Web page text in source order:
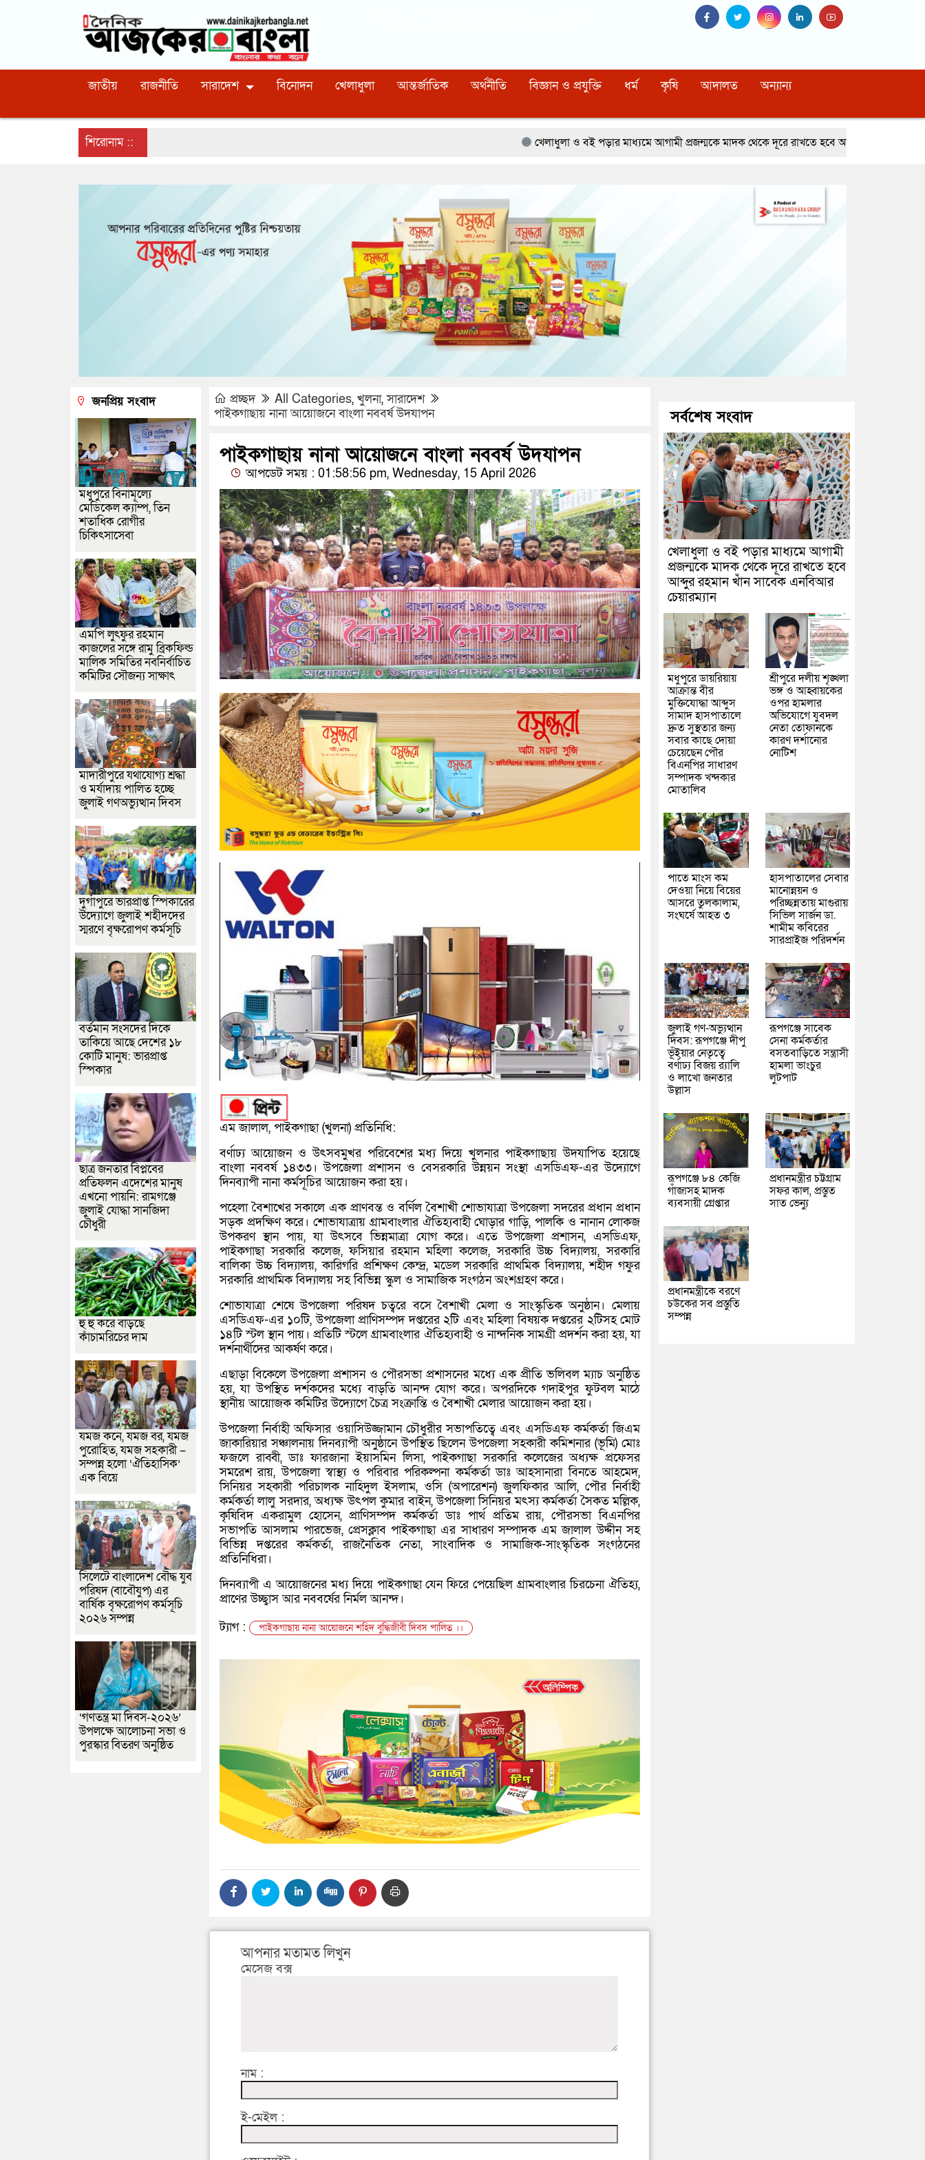
জাতীয় রাজনীতি সারাদেশ বিনোদন খেলাধুলা আন্তর্জাতিক অর্থনীতি বিজ্ঞান ও প্রযুক্তি ধর্ম কৃষি আদালত অন্যান্য
শিরোনাম :: খেলাধুলা ও বই পড়ার মাধ্যমে আগামী প্রজন্মকে মাদক থেকে দূরে রাখতে হবে আব্দুর রহমান খাঁন সাবেক এনবিআর
প্রচ্ছদ All Categories, খুলনা,সারাদেশ
পাইকগাছায় নানা আয়োজনে বাংলা নববর্ষ উদযাপন
পাইকগাছায় নানা আয়োজনে বাংলা নববর্ষ উদযাপন
আপডেট সময় : 01:58:56 pm, Wednesday, 15 April 2026
এম জালাল, পাইকগাছা (খুলনা) প্রতিনিধি:
বর্ণাঢ্য আয়োজন ও উৎসবমুখর পরিবেশের মধ্য দিয়ে খুলনার পাইকগাছায় উদযাপিত হয়েছে
বাংলা নববর্ষ ১৪৩৩। উপজেলা প্রশাসন ও বেসরকারি উন্নয়ন সংস্থা এসডিএফ-এর উদ্যোগে
দিনব্যাপী নানা কর্মসূচির আয়োজন করা হয়।
পহেলা বৈশাখের সকালে এক প্রাণবন্ত ও বর্ণিল বৈশাখী শোভাযাত্রা উপজেলা সদরের প্রধান প্রধান
সড়ক প্রদক্ষিণ করে। শোভাযাত্রায় গ্রামবাংলার ঐতিহ্যবাহী ঘোড়ার গাড়ি, পালকি ও নানান লোকজ
উপকরণ স্থান পায়, যা উৎসবে ভিন্নমাত্রা যোগ করে। এতে উপজেলা প্রশাসন, এসডিএফ,
পাইকগাছা সরকারি কলেজ, ফসিয়ার রহমান মহিলা কলেজ, সরকারি উচ্চ বিদ্যালয়, সরকারি
বালিকা উচ্চ বিদ্যালয়, কারিগরি প্রশিক্ষণ কেন্দ্র, মডেল সরকারি প্রাথমিক বিদ্যালয়, শহীদ গফুর
সরকারি প্রাথমিক বিদ্যালয় সহ বিভিন্ন স্কুল ও সামাজিক সংগঠন অংশগ্রহণ করে।
শোভাযাত্রা শেষে উপজেলা পরিষদ চত্বরে বসে বৈশাখী মেলা ও সাংস্কৃতিক অনুষ্ঠান। মেলায়
এসডিএফ-এর ১০টি, উপজেলা প্রাণিসম্পদ দপ্তরের ২টি এবং মহিলা বিষয়ক দপ্তরের ২টিসহ মোট
১৪টি স্টল স্থান পায়। প্রতিটি স্টলে গ্রামবাংলার ঐতিহ্যবাহী ও নান্দনিক সামগ্রী প্রদর্শন করা হয়, যা
দর্শনার্থীদের আকর্ষণ করে।
এছাড়া বিকেলে উপজেলা প্রশাসন ও পৌরসভা প্রশাসনের মধ্যে এক প্রীতি ভলিবল ম্যাচ অনুষ্ঠিত
হয়, যা উপস্থিত দর্শকদের মধ্যে বাড়তি আনন্দ যোগ করে। অপরদিকে গদাইপুর ফুটবল মাঠে
স্থানীয় আয়োজক কমিটির উদ্যোগে চৈত্র সংক্রান্তি ও বৈশাখী মেলার আয়োজন করা হয়।
উপজেলা নির্বাহী অফিসার ওয়াসিউজ্জামান চৌধুরীর সভাপতিত্বে এবং এসডিএফ কর্মকর্তা জিএম
জাকারিয়ার সঞ্চালনায় দিনব্যাপী অনুষ্ঠানে উপস্থিত ছিলেন উপজেলা সহকারী কমিশনার (ভূমি) মোঃ
ফজলে রাব্বী, ডাঃ ফারজানা ইয়াসমিন লিসা, পাইকগাছা সরকারি কলেজের অধ্যক্ষ প্রফেসর
সমরেশ রায়, উপজেলা স্বাস্থ্য ও পরিবার পরিকল্পনা কর্মকর্তা ডাঃ আহসানারা বিনতে আহমেদ,
সিনিয়র সহকারী পরিচালক নাহিদুল ইসলাম, ওসি (অপারেশন) জুলফিকার আলি, পৌর নির্বাহী
কর্মকর্তা লালু সরদার, অধ্যক্ষ উৎপল কুমার বাইন, উপজেলা সিনিয়র মৎস্য কর্মকর্তা সৈকত মল্লিক,
কৃষিবিদ একরামুল হোসেন, প্রাণিসম্পদ কর্মকর্তা ডাঃ পার্থ প্রতিম রায়, পৌরসভা বিএনপির
সভাপতি আসলাম পারভেজ, প্রেসক্লাব পাইকগাছা এর সাধারণ সম্পাদক এম জালাল উদ্দীন সহ
বিভিন্ন দপ্তরের কর্মকর্তা, রাজনৈতিক নেতা, সাংবাদিক ও সামাজিক-সাংস্কৃতিক সংগঠনের
প্রতিনিধিরা।
দিনব্যাপী এ আয়োজনের মধ্য দিয়ে পাইকগাছা যেন ফিরে পেয়েছিল গ্রামবাংলার চিরচেনা ঐতিহ্য,
প্রাণের উচ্ছ্বাস আর নববর্ষের নির্মল আনন্দ।
ট্যাগ :
পাইকগাছায় নানা আয়োজনে শহিদ বুদ্ধিজীবী দিবস পালিত ।।
আপনার মতামত লিখুন
মেসেজ বক্স
নাম :
ই-মেইল :
জনপ্রিয় সংবাদ
মধুপুরে বিনামূল্যে
মেডিকেল ক্যাম্প, তিন
শতাধিক রোগীর
চিকিৎসাসেবা
এমপি লুৎফুর রহমান
কাজলের সঙ্গে রামু ব্রিকফিল্ড
মালিক সমিতির নবনির্বাচিত
কমিটির সৌজন্য সাক্ষাৎ
মাদারীপুরে যথাযোগ্য শ্রদ্ধা
ও মর্যাদায় পালিত হচ্ছে
জুলাই গণঅভ্যুত্থান দিবস
দুর্গাপুরে ভারপ্রাপ্ত স্পিকারের
উদ্যোগে জুলাই শহীদদের
স্মরণে বৃক্ষরোপণ কর্মসূচি
বর্তমান সংসদের দিকে
তাকিয়ে আছে দেশের ১৮
কোটি মানুষ: ভারপ্রাপ্ত
স্পিকার
ছাত্র জনতার বিপ্লবের
প্রতিফলন এদেশের মানুষ
এখনো পায়নি: রামগঞ্জে
জুলাই যোদ্ধা সানজিদা
চৌধুরী
হু হু করে বাড়ছে
কাঁচামরিচের দাম
যমজ কনে, যমজ বর, যমজ
পুরোহিত, যমজ সহকারী –
সম্পন্ন হলো ‘ঐতিহাসিক’
এক বিয়ে
সিলেটে বাংলাদেশ বৌদ্ধ যুব
পরিষদ (বাবৌযুপ) এর
বার্ষিক বৃক্ষরোপণ কর্মসূচি
২০২৬ সম্পন্ন
‘গণতন্ত্র মা দিবস-২০২৬’
উপলক্ষে আলোচনা সভা ও
পুরস্কার বিতরণ অনুষ্ঠিত
সর্বশেষ সংবাদ
খেলাধুলা ও বই পড়ার মাধ্যমে আগামী
প্রজন্মকে মাদক থেকে দূরে রাখতে হবে
আব্দুর রহমান খাঁন সাবেক এনবিআর
চেয়ারম্যান
মধুপুরে ডায়রিয়ায়
আক্রান্ত বীর
মুক্তিযোদ্ধা আব্দুস
সামাদ হাসপাতালে
দ্রুত সুস্থতার জন্য
সবার কাছে দোয়া
চেয়েছেন পৌর
বিএনপির সাধারণ
সম্পাদক খন্দকার
মোতালিব
শ্রীপুরে দলীয় শৃঙ্খলা
ভঙ্গ ও আহ্বায়কের
ওপর হামলার
অভিযোগে যুবদল
নেতা তোফানকে
কারণ দর্শানোর
নোটিশ
পাতে মাংস কম
দেওয়া নিয়ে বিয়ের
আসরে তুলকালাম,
সংঘর্ষে আহত ৩
হাসপাতালের সেবার
মানোন্নয়ন ও
পরিচ্ছন্নতায় মাগুরায়
সিভিল সার্জন ডা.
শামীম কবিরের
সারপ্রাইজ পরিদর্শন
জুলাই গণ-অভ্যুত্থান
দিবস: রূপগঞ্জে দীপু
ভূঁইয়ার নেতৃত্বে
বর্ণাঢ্য বিজয় র‌্যালি
ও লাখো জনতার
উল্লাস
রূপগঞ্জে সাবেক
সেনা কর্মকর্তার
বসতবাড়িতে সন্ত্রাসী
হামলা ভাংচুর
লুটপাট
রূপগঞ্জে ৮৪ কেজি
গাঁজাসহ মাদক
ব্যবসায়ী গ্রেপ্তার
প্রধানমন্ত্রীর চট্টগ্রাম
সফর কাল, প্রস্তুত
সাত ভেন্যু
প্রধানমন্ত্রীকে বরণে
চউকের সব প্রস্তুতি
সম্পন্ন